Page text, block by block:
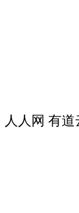
人人网 有道